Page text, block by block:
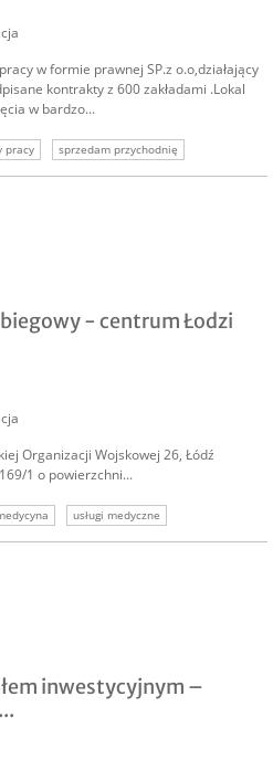
w formie prawnej SP.z o.o,działający
kontrakty z 600 zakładami .Lokal
w bardzo...
pracy
sprzedam przychodnię
firmę medyczną
usługi medyczne
- centrum Łodzi
Organizacji Wojskowej 26, Łódź
1 o powierzchni...
usługi medyczne
inwestor do szpitala
inwestycyjnym –